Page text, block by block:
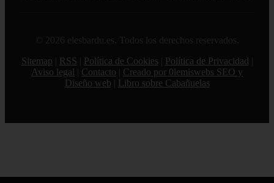
© 2026 elesbardu.es. Todos los derechos reservados.
Sitemap
RSS Política de Cookies Política de Privacidad
Aviso legal
Contacto
Creado por 0lemiswebs SEO y
Diseño web
Libro sobre Cabañuelas